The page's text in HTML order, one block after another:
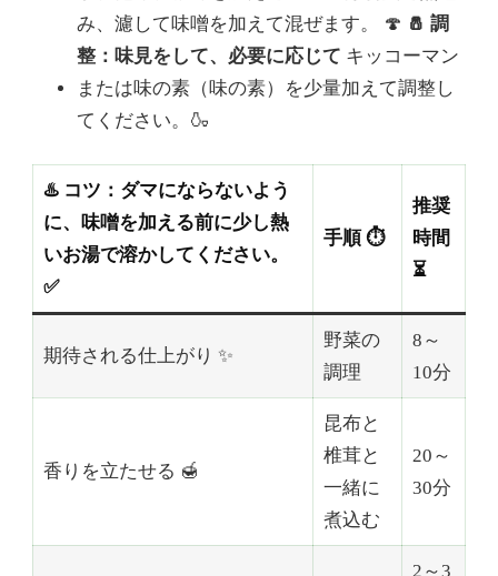
み、濾して味噌を加えて混ぜます。 🍄 🧂 調
整：味見をして、必要に応じて キッコーマン
または味の素（味の素）を少量加えて調整し
てください。🍶
♨️ コツ：ダマにならないよう
に、味噌を加える前に少し熱
いお湯で溶かしてください。
✅
手順 ⏱️
推奨
時間
⏳
期待される仕上がり ✨
野菜の
調理
8～
10分
香りを立たせる 🍯
昆布と
椎茸と
一緒に
煮込む
20～
30分
2～3